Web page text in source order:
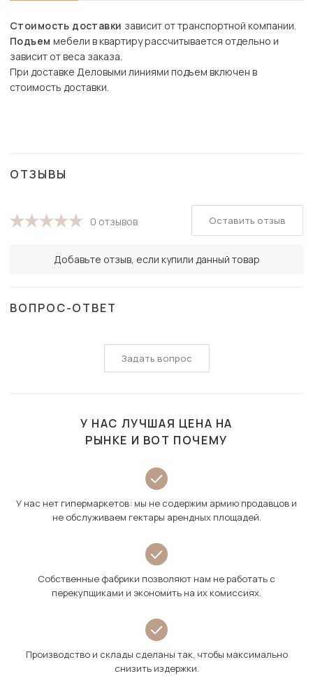
Стоимость доставки зависит от транспортной компании.
Подъем мебели в квартиру рассчитывается отдельно и
зависит от веса заказа.
При доставке Деловыми линиями подъем включен в
стоимость доставки.
ОТЗЫВЫ
0 отзывов
Добавьте отзыв, если купили данный товар
Оставить отзыв
ВОПРОС-ОТВЕТ
Задать вопрос
У НАС ЛУЧШАЯ ЦЕНА НА
РЫНКЕ И ВОТ ПОЧЕМУ
У нас нет гипермаркетов: мы не содержим армию продавцов и
не обслуживаем гектары арендных площадей.
Собственные фабрики позволяют нам не работать с
перекупщиками и экономить на их комиссиях.
Производство и склады сделаны так, чтобы максимально
снизить издержки.